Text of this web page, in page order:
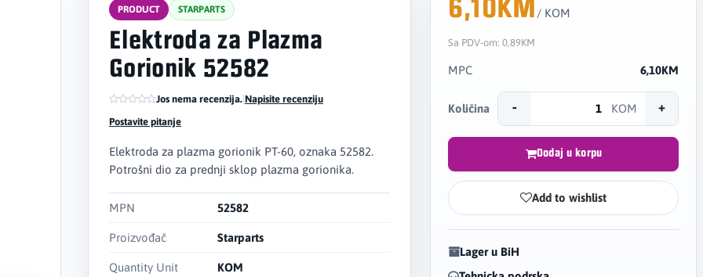
PRODUCT STARPARTS
Elektroda za Plazma
Gorionik 52582
Jos nema recenzija.|Napisite recenziju
Postavite pitanje
Elektroda za plazma gorionik PT-60, oznaka 52582.
Potrošni dio za prednji sklop plazma gorionika.
MPN 52582
Proizvođač Starparts
Quantity Unit KOM
6,10KM / KOM
Sa PDV-om:0,89KM
MPC 6,10KM
Količina - KOM +
Dodaj u korpu
Add to wishlist
Lager u BiH